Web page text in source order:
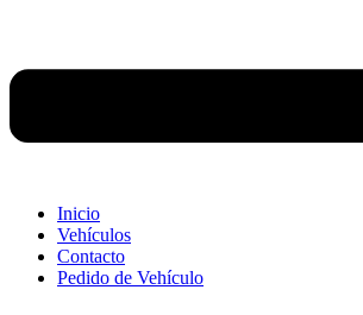
Inicio
Vehículos
Contacto
Pedido de Vehículo